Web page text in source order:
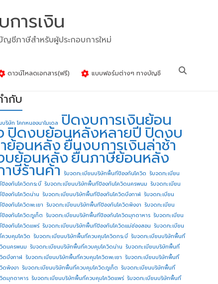
ารเงิน
ชีภาษีสำหรับผู้ประกอบการใหม่
ดาวน์โหลดเอกสาร(ฟรี) แบบฟอร์มต่างๆ ทางบัญชี
กับ
บริษัท โคกหนองนาโมเดล ปิดงบการเงินย้อน
ปิดงบย้อนหลังหลายปี ปิดงบ
ย้อนหลังยื่นงบการเงินล่าช้า
บย้อนหลังยื่นภาษีย้อนหลัง
ษีร้านค้า รับจดทะเบียนบริษัทพื้นทีป้องกันโควิด รับจดทะเบียน
องกันโควิดกระบี่ รับจดทะเบียนบริษัทพื้นทีป้องกันโควิดนครพนม รับจดทะเบียน
องกันโควิดน่าน รับจดทะเบียนบริษัทพื้นทีป้องกันโควิดบึงกาฬ รับจดทะเบียน
องกันโควิดพะเยา รับจดทะเบียนบริษัทพื้นทีป้องกันโควิดพังงา รับจดทะเบียน
องกันโควิดภูเก็ต รับจดทะเบียนบริษัทพื้นทีป้องกันโควิดมุกดาหาร รับจดทะเบียน
องกันโควิดแพร่ รับจดทะเบียนบริษัทพื้นทีป้องกันโควิดแม่ฮ่องสอน รับจดทะเบียน
วบคุมโควิด รับจดทะเบียนบริษัทพื้นที่ควบคุมโควิดกระบี่ รับจดทะเบียนบริษัทพื้นที่
ดนครพนม รับจดทะเบียนบริษัทพื้นที่ควบคุมโควิดน่าน รับจดทะเบียนบริษัทพื้นที่
ดบึงกาฬ รับจดทะเบียนบริษัทพื้นที่ควบคุมโควิดพะเยา รับจดทะเบียนบริษัทพื้นที่
ดพังงา รับจดทะเบียนบริษัทพื้นที่ควบคุมโควิดภูเก็ต รับจดทะเบียนบริษัทพื้นที่
ดมุกดาหาร รับจดทะเบียนบริษัทพื้นที่ควบคุมโควิดแพร่ รับจดทะเบียนบริษัทพื้นที่